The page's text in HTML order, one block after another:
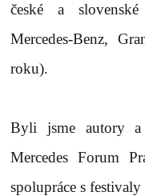
české a
Mercedes-Benz,
roku).
Byli jsme autory a
Mercedes Forum
spolupráce s